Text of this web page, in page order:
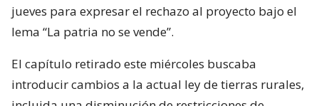
jueves para expresar el rechazo al proyecto bajo el
lema “La patria no se vende”.
El capítulo retirado este miércoles buscaba
introducir cambios a la actual ley de tierras rurales,